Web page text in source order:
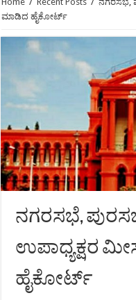
ಮಾಡಿದ ಹೈಕೋರ್ಟ್
ನಗರಸಭೆ,
ಉಪಾಧ್ಯಕ್ಷರ
ಹೈಕೋರ್ಟ್